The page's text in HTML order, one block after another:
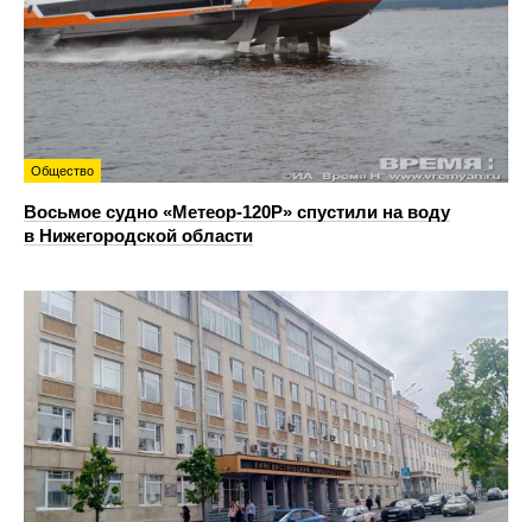
Общество
Восьмое судно «Метеор-120Р» спустили на воду
в Нижегородской области